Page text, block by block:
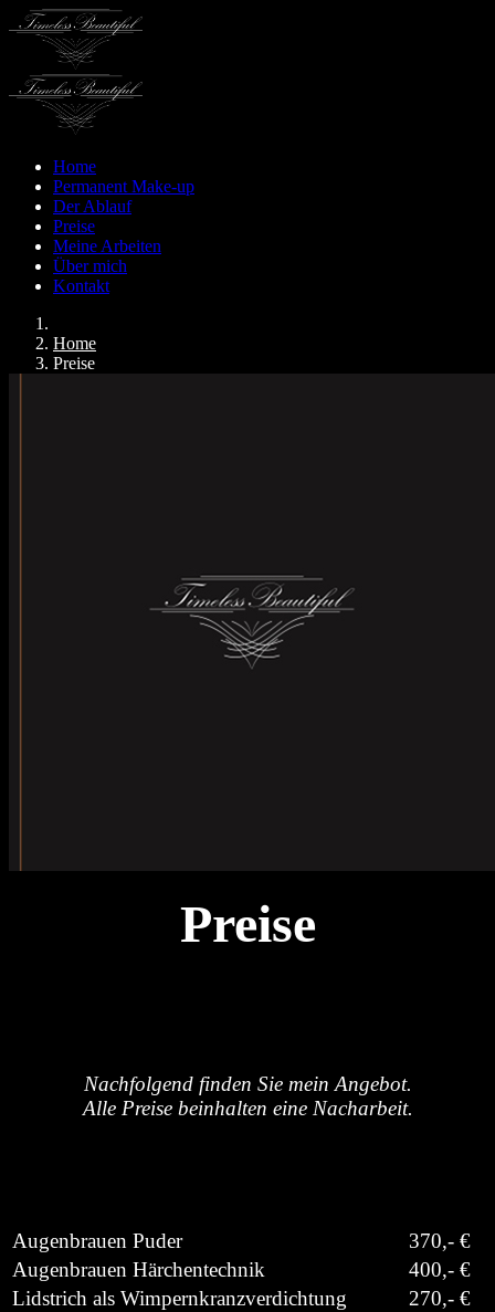
Home
Permanent Make-up
Der Ablauf
Preise
Meine Arbeiten
Über mich
Kontakt
Home
Preise
Preise
Nachfolgend finden Sie mein Angebot.
Alle Preise beinhalten eine Nacharbeit.
Augenbrauen Puder
370,- €
Augenbrauen Härchentechnik
400,- €
Lidstrich als Wimpernkranzverdichtung
270,- €